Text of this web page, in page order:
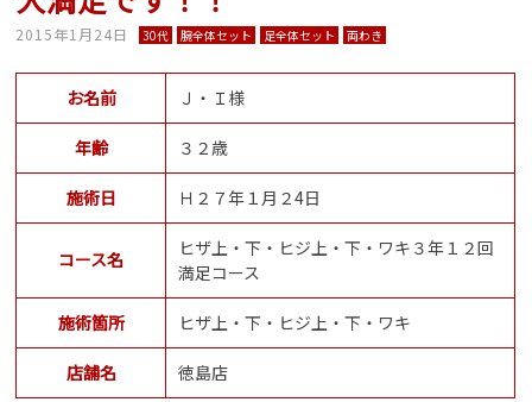
2015年1月24日 30代 腕全体セット 足全体セット 両わき
お名前 Ｊ・Ｉ様
年齢 ３２歳
施術日 Ｈ２７年１月２4日
コース名
ヒザ上・下・ヒジ上・下・ワキ３年１２回
満足コース
施術箇所 ヒザ上・下・ヒジ上・下・ワキ
店舗名 徳島店